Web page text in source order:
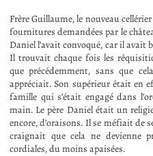
Frère Guillaume, le nouveau
fournitures demandées par le
Daniel l’avait convoqué, car il avait
Il trouvait chaque fois les
que précédemment, sans que
appréciait. Son supérieur était en
famille qui s’était engagé dans
main. Le père Daniel était un
encore, d’oraisons. Il se méfiait de
craignait que cela ne devienne
cordiales, du moins apaisées.